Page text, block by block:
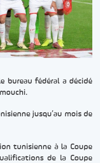
bureau fédéral a décidé
jusqu’au mois de
tunisienne à la Coupe
de la Coupe